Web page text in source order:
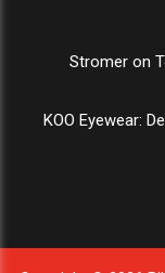
Stromer on
KOO Eyewear: